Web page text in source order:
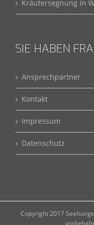
Kräutersegnung in
SIE HABEN
Ansprechpartner
Kontakt
Impressum
Datenschutz
Copyright 2017